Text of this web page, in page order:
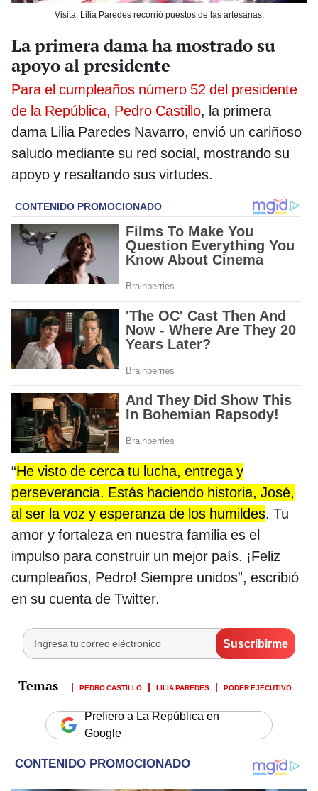
Visita. Lilia Paredes recorrió puestos de las artesanas.
La primera dama ha mostrado su
apoyo al presidente
Para el cumpleaños número 52 del presidente
de la República, Pedro Castillo, la primera
dama Lilia Paredes Navarro, envió un cariñoso
saludo mediante su red social, mostrando su
apoyo y resaltando sus virtudes.
“He visto de cerca tu lucha, entrega y
perseverancia. Estás haciendo historia, José,
al ser la voz y esperanza de los humildes. Tu
amor y fortaleza en nuestra familia es el
impulso para construir un mejor país. ¡Feliz
cumpleaños, Pedro! Siempre unidos”, escribió
en su cuenta de Twitter.
PEDRO CASTILLO LILIA PAREDES PODER EJECUTIVO
Prefiero a La República en
Google